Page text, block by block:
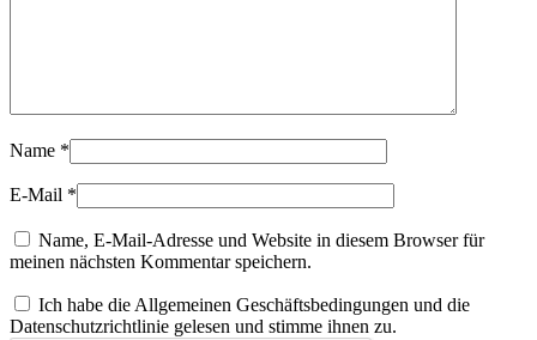
Name *
E-Mail *
Name, E-Mail-Adresse und Website in diesem Browser für
meinen nächsten Kommentar speichern.
Ich habe die Allgemeinen Geschäftsbedingungen und die
Datenschutzrichtlinie gelesen und stimme ihnen zu.